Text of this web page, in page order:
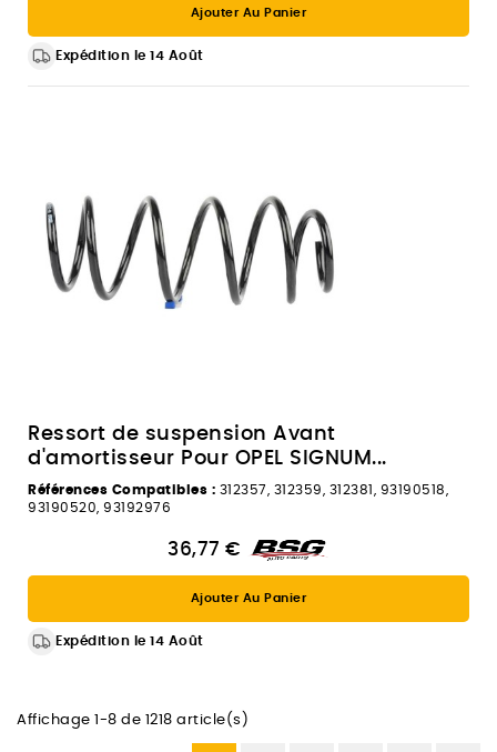
Ajouter Au Panier
Expédition le 14 Août
Ressort de suspension Avant
d'amortisseur Pour OPEL SIGNUM...
Références Compatibles : 312357, 312359, 312381, 93190518,
93190520, 93192976
36,77 €
Ajouter Au Panier
Expédition le 14 Août
Affichage 1-8 de 1218 article(s)